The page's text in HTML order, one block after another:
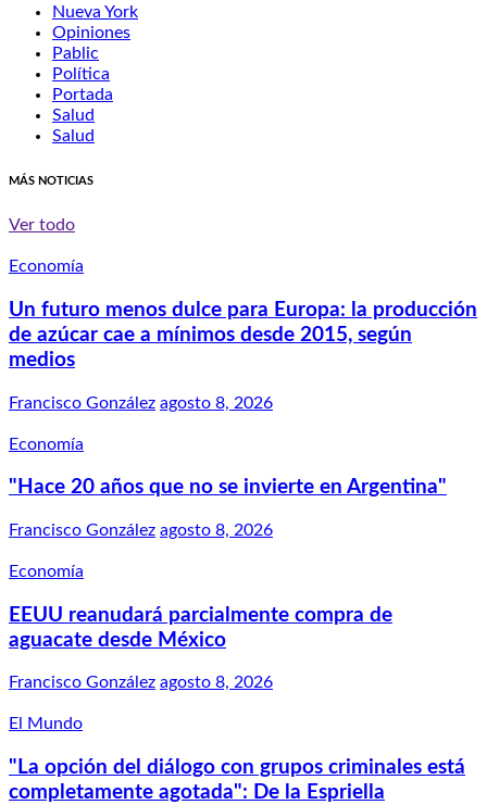
Nueva York
Opiniones
Pablic
Política
Portada
Salud
Salud
MÁS NOTICIAS
Ver todo
Economía
Un futuro menos dulce para Europa: la producción
de azúcar cae a mínimos desde 2015, según
medios
Francisco González agosto 8, 2026
Economía
"Hace 20 años que no se invierte en Argentina"
Francisco González agosto 8, 2026
Economía
EEUU reanudará parcialmente compra de
aguacate desde México
Francisco González agosto 8, 2026
El Mundo
"La opción del diálogo con grupos criminales está
completamente agotada": De la Espriella